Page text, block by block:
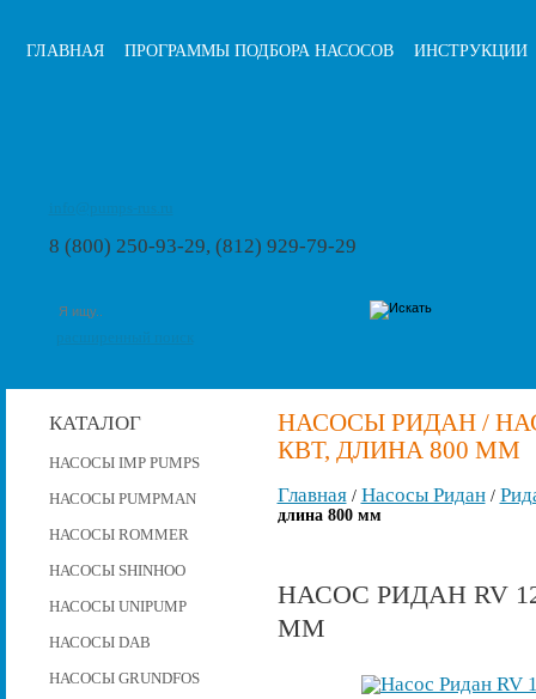
ГЛАВНАЯ ПРОГРАММЫ ПОДБОРА НАСОСОВ ИНСТРУКЦИИ
8 (800) 250-93-29, (812) 929-79-29
КАТАЛОГ
НАСОСЫ IMP PUMPS
НАСОСЫ PUMPMAN
НАСОСЫ ROMMER
НАСОСЫ SHINHOO
НАСОСЫ UNIPUMP
НАСОСЫ DAB
НАСОСЫ GRUNDFOS
НАСОСЫ РИДАН /
КВТ, ДЛИНА 800 ММ
Главная/ Насосы Ридан/
длина 800 мм
НАСОС РИДАН RV
ММ